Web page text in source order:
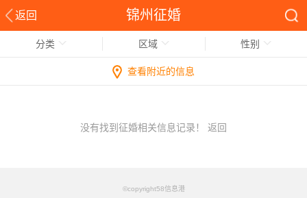
返回 锦州征婚
分类 区域 性别
查看附近的信息
没有找到征婚相关信息记录！ 返回
©copyright58信息港